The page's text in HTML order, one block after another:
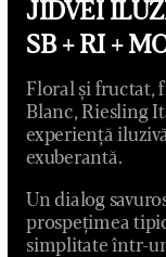
JIDVEI
SB + RI +
Floral și fructat,
Blanc, Riesling
experiență
exuberantă.
Un dialog
prospețimea
simplitate într-